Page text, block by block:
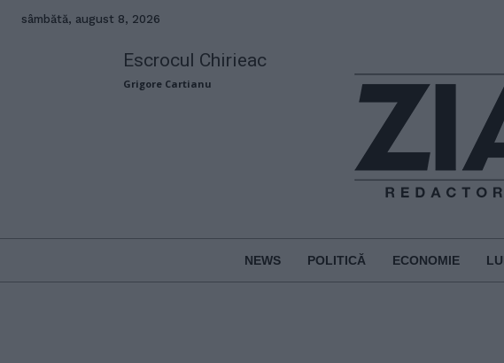
sâmbătă, august 8, 2026
Escrocul Chirieac
Grigore Cartianu
NEWS POLITICĂ ECONOMIE